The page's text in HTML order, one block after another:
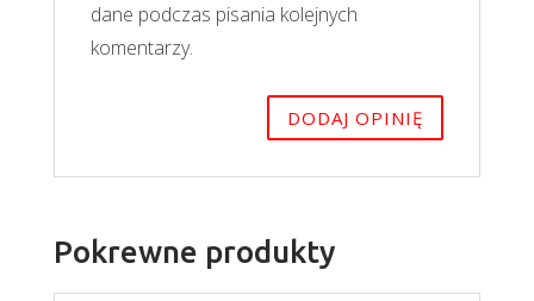
dane podczas pisania kolejnych
komentarzy.
Pokrewne produkty